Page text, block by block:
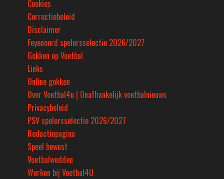
Cookies
Correctiebeleid
Disclaimer
Feyenoord spelersselectie 2026/2027
Gokken op Voetbal
Links
Online gokken
Over Voetbal4u | Onafhankelijk voetbalnieuws
Privacybeleid
PSV spelersselectie 2026/2027
Redactiepagina
Speel bewust
Voetbalwedden
Werken bij Voetbal4U